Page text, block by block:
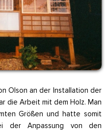
Olson an der Installation der
die Arbeit mit dem Holz. Man
Größen und hatte somit
der Anpassung von den